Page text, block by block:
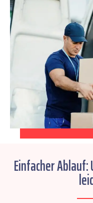
Einfacher